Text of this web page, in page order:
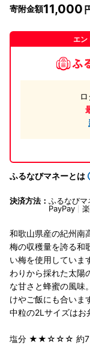
寄附金額11,000
エン
ふるなびマネーとは
決済方法： ふるなびマ
PayPay
和歌山県産の紀州南
梅の収穫量を誇る和
い梅を使用していま
わりから採れた太陽
な甘さと蜂蜜の風味
けやご飯にも合いま
中粒の2Lサイズはお
塩分 ★★☆☆☆ 約7％